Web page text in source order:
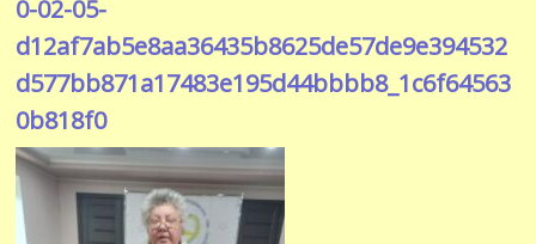
0-02-05-
d12af7ab5e8aa36435b8625de57de9e394532
d577bb871a17483e195d44bbbb8_1c6f64563
0b818f0